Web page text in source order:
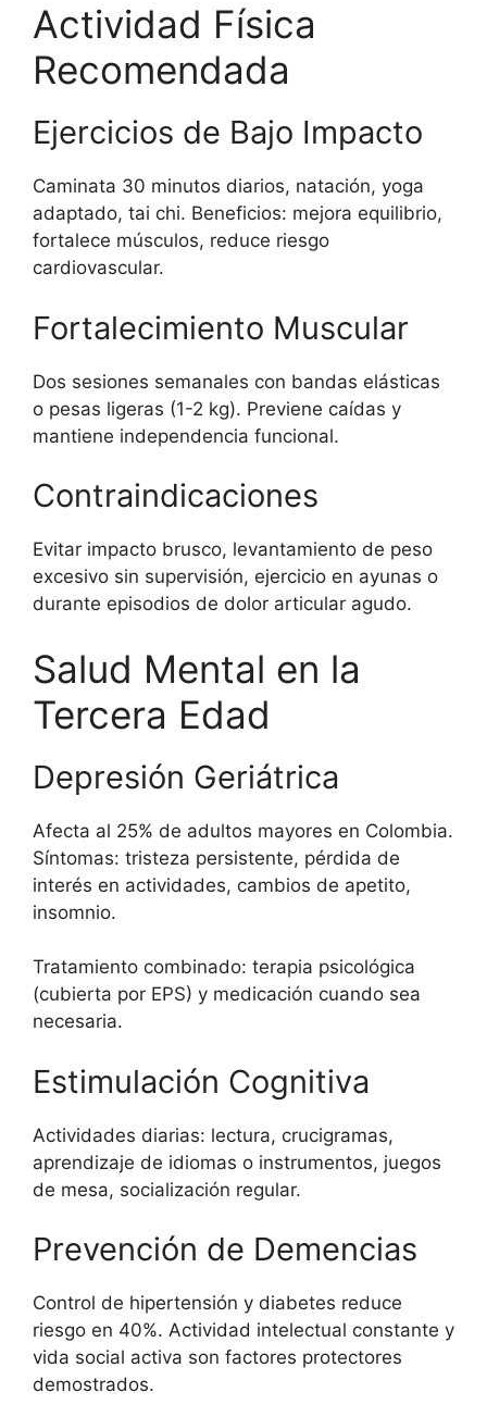
Actividad Física
Recomendada
Ejercicios de Bajo Impacto
Caminata 30 minutos diarios, natación, yoga
adaptado, tai chi. Beneficios: mejora equilibrio,
fortalece músculos, reduce riesgo
cardiovascular.
Fortalecimiento Muscular
Dos sesiones semanales con bandas elásticas
o pesas ligeras (1-2 kg). Previene caídas y
mantiene independencia funcional.
Contraindicaciones
Evitar impacto brusco, levantamiento de peso
excesivo sin supervisión, ejercicio en ayunas o
durante episodios de dolor articular agudo.
Salud Mental en la
Tercera Edad
Depresión Geriátrica
Afecta al 25% de adultos mayores en Colombia.
Síntomas: tristeza persistente, pérdida de
interés en actividades, cambios de apetito,
insomnio.
Tratamiento combinado: terapia psicológica
(cubierta por EPS) y medicación cuando sea
necesaria.
Estimulación Cognitiva
Actividades diarias: lectura, crucigramas,
aprendizaje de idiomas o instrumentos, juegos
de mesa, socialización regular.
Prevención de Demencias
Control de hipertensión y diabetes reduce
riesgo en 40%. Actividad intelectual constante y
vida social activa son factores protectores
demostrados.